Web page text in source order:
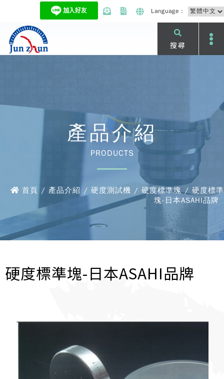
Language：
搜尋
產品介紹
PRODUCTS
首頁 / 產品介紹 / 硬度測試機 / 硬度標準塊 / 硬度標準
塊-日本ASAHI品牌
硬度標準塊-日本ASAHI品牌